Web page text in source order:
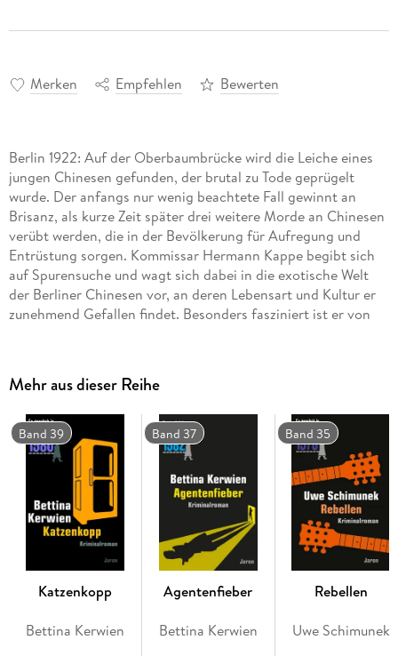
Merken Empfehlen Bewerten
Berlin 1922: Auf der Oberbaumbrücke wird die Leiche eines
jungen Chinesen gefunden, der brutal zu Tode geprügelt
wurde. Der anfangs nur wenig beachtete Fall gewinnt an
Brisanz, als kurze Zeit später drei weitere Morde an Chinesen
verübt werden, die in der Bevölkerung für Aufregung und
Entrüstung sorgen. Kommissar Hermann Kappe begibt sich
auf Spurensuche und wagt sich dabei in die exotische Welt
der Berliner Chinesen vor, an deren Lebensart und Kultur er
zunehmend Gefallen findet. Besonders fasziniert ist er von
ins Wanken.
Mehr aus dieser Reihe
Band 39
Katzenkopp
Bettina Kerwien
Band 37
Agentenfieber
Bettina Kerwien
Band 35
Rebellen
Uwe Schimunek